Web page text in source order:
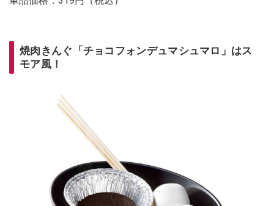
焼肉きんぐ「チョコフォンデュマシュマロ」はス
モア風！